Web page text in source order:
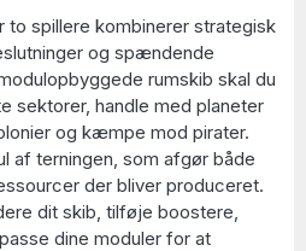
to spillere kombinerer strategisk
og spændende
rumskib skal du
sektorer, handle med planeter
og kæmpe mod pirater.
af terningen, som afgør både
der bliver produceret.
dit skib, tilføje boostere,
dine moduler for at